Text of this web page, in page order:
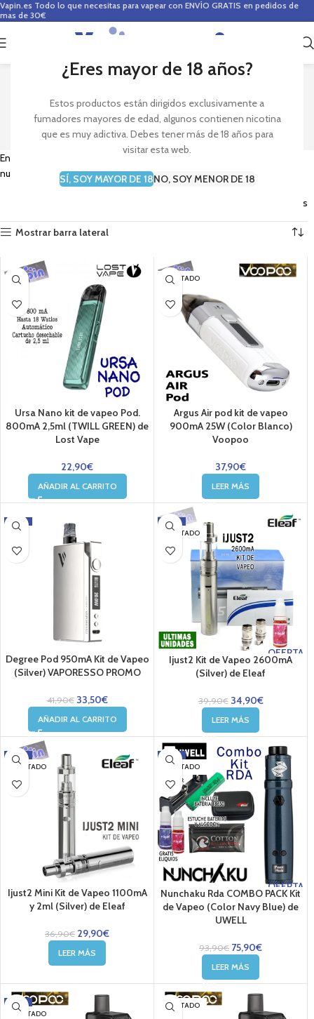
¿Eres mayor de 18 años?
Estos productos están dirigidos exclusivamente a
fumadores mayores de edad, algunos contienen nicotina
que es muy adictiva. Debes tener más de 18 años para
visitar esta web.
SÍ, SOY MAYOR DE 18NO, SOY MENOR DE 18
Vapin.es Todo lo que necesitas para vapear con ENVÍO GRATIS en pedidos de
mas de 30€
0
OFERTAS KITS VAPEO
Encuentra en esta sección kits de vapeo al mejor precio. Aprovecha
nuestras ofertas y ahorra en la compra de tus productos de vapeo.
Mostrando los 29 resultados
Mostrar barra lateral
Ursa Nano kit de vapeo Pod.
800mA 2,5ml (TWILL GREEN) de
Lost Vape
22,90€
AÑADIR AL CARRITO
AGOTADO
Argus Air pod kit de vapeo
900mA 25W (Color Blanco)
Voopoo
37,90€
LEER MÁS
-20%
Degree Pod 950mA Kit de Vapeo
(Silver) VAPORESSO PROMO
41,90€ 33,50€
AÑADIR AL CARRITO
-13%
AGOTADO
OFERTA
Ijust2 Kit de Vapeo 2600mA
(Silver) de Eleaf
39,90€ 34,90€
LEER MÁS
-19%
AGOTADO
Ijust2 Mini Kit de Vapeo 1100mA
y 2ml (Silver) de Eleaf
36,90€ 29,90€
LEER MÁS
-19%
AGOTADO
OFERTA
Nunchaku Rda COMBO PACK Kit
de Vapeo (Color Navy Blue) de
UWELL
93,90€ 75,90€
LEER MÁS
-11%
AGOTADO
AGOTADO